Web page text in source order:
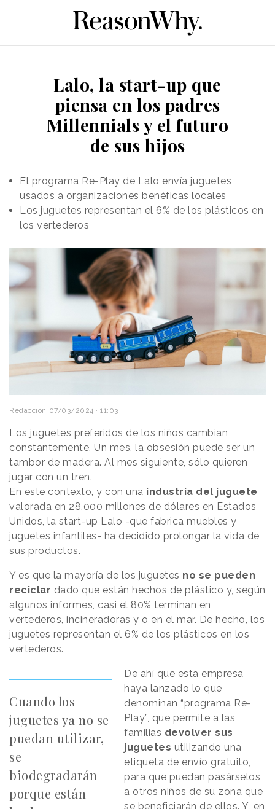
Lalo, la start-up que
piensa en los padres
Millennials y el futuro
de sus hijos
El programa Re-Play de Lalo envía juguetes
usados ​​a organizaciones benéficas locales
Los juguetes representan el 6% de los plásticos en
los vertederos
Redacción 07/03/2024 · 11:03
Los juguetes preferidos de los niños cambian
constantemente. Un mes, la obsesión puede ser un
tambor de madera. Al mes siguiente, sólo quieren
jugar con un tren.
En este contexto, y con una industria del juguete
valorada en 28.000 millones de dólares en Estados
Unidos, la start-up Lalo -que fabrica muebles y
juguetes infantiles- ha decidido prolongar la vida de
sus productos.
Y es que la mayoría de los juguetes no se pueden
reciclar dado que están hechos de plástico y, según
algunos informes, casi el 80% terminan en
vertederos, incineradoras y o en el mar. De hecho, los
juguetes representan el 6% de los plásticos en los
vertederos.
Cuando los
juguetes ya no se
puedan utilizar,
se
biodegradarán
porque están
De ahí que esta empresa
haya lanzado lo que
denominan “programa Re-
Play”, que permite a las
familias devolver sus
juguetes utilizando una
etiqueta de envío gratuito,
para que puedan pasárselos
a otros niños de su zona que
se beneficiarán de ellos. Y, en